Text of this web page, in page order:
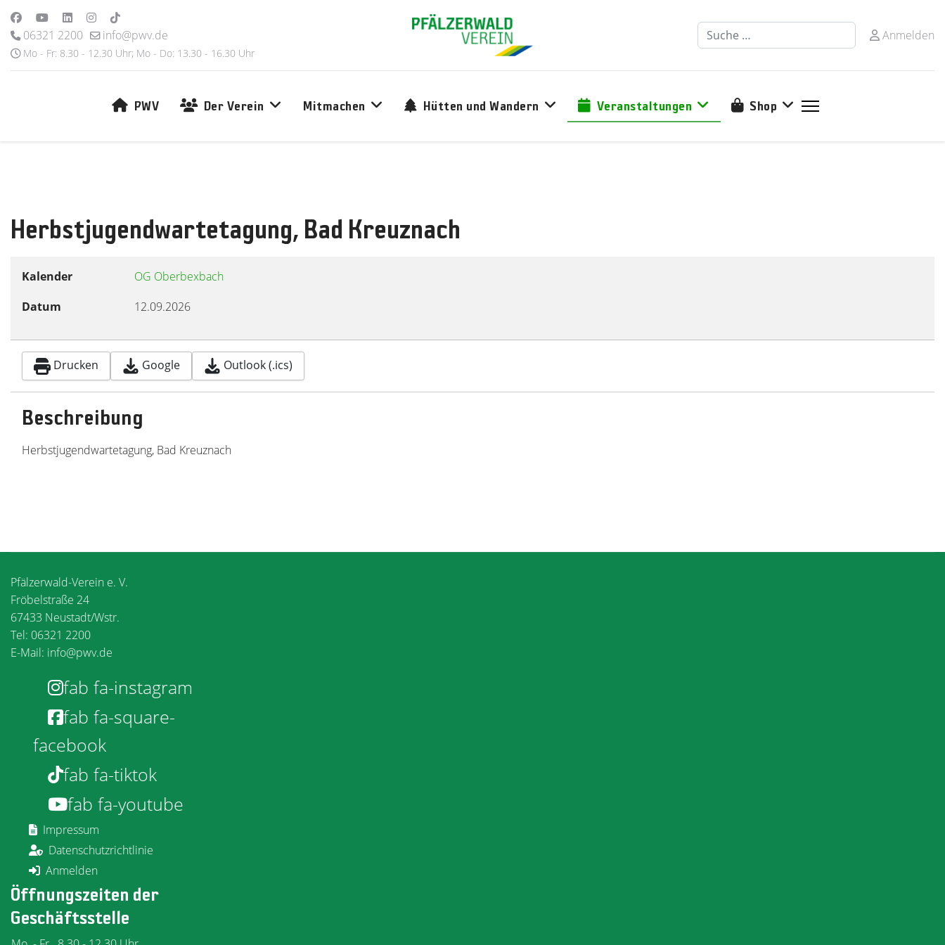
06321 2200 info@pwv.de
Mo - Fr: 8.30 - 12.30 Uhr; Mo - Do: 13.30 - 16.30 Uhr
Suchen Anmelden
PWV Der Verein Mitmachen Hütten und Wandern Veranstaltungen Shop
Herbstjugendwartetagung, Bad Kreuznach
Kalender
OG Oberbexbach
Datum
12.09.2026
Drucken Google Outlook (.ics)
Beschreibung
Herbstjugendwartetagung, Bad Kreuznach
Pfälzerwald-Verein e. V.
Fröbelstraße 24
67433 Neustadt/Wstr.
Tel: 06321 2200
E-Mail: info@pwv.de
fab fa-instagram
fab fa-square-
facebook
fab fa-tiktok
fab fa-youtube
Impressum
Datenschutzrichtlinie
Anmelden
Öffnungszeiten der
Geschäftsstelle